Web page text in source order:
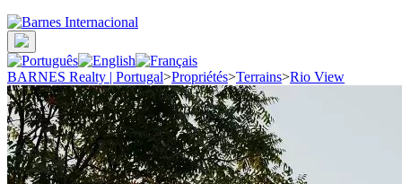
BARNES Realty | Portugal>Propriétés>Terrains>Rio View